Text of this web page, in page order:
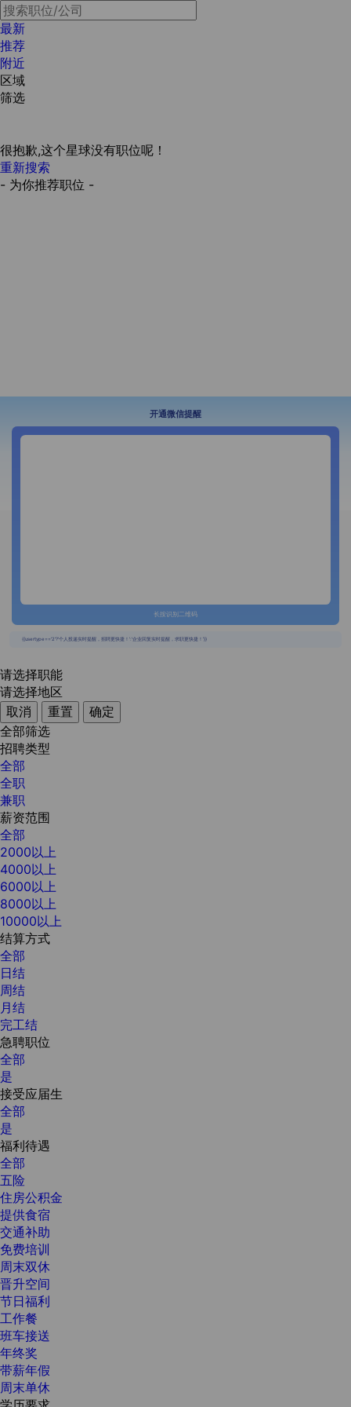
最新
推荐
附近
区域
筛选
很抱歉,这个星球没有职位呢！
重新搜索
- 为你推荐职位 -
开通微信提醒
长按识别二维码
{{usertype=='2'?'个人投递实时提醒，招聘更快捷！':'企业回复实时提醒，求职更快捷！'}}
请选择职能
请选择地区
取消
重置
确定
全部筛选
招聘类型
全部
全职
兼职
薪资范围
全部
2000以上
4000以上
6000以上
8000以上
10000以上
结算方式
全部
日结
周结
月结
完工结
急聘职位
全部
是
接受应届生
全部
是
福利待遇
全部
五险
住房公积金
提供食宿
交通补助
免费培训
周末双休
晋升空间
节日福利
工作餐
班车接送
年终奖
带薪年假
周末单休